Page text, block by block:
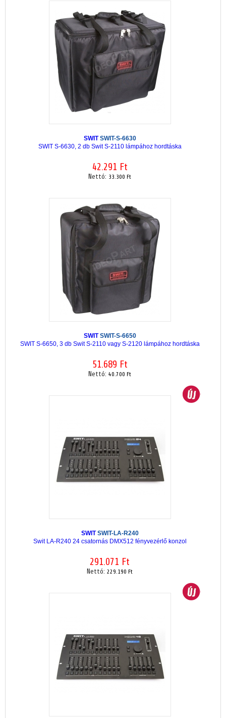
SWITSWIT-S-6630
SWIT S-6630, 2 db Swit S-2110 lámpához hordtáska
42.291 Ft
Nettó: 33.300 Ft
SWITSWIT-S-6650
SWIT S-6650, 3 db Swit S-2110 vagy S-2120 lámpához hordtáska
51.689 Ft
Nettó: 40.700 Ft
SWITSWIT-LA-R240
Swit LA-R240 24 csatornás DMX512 fényvezérlő konzol
291.071 Ft
Nettó: 229.190 Ft